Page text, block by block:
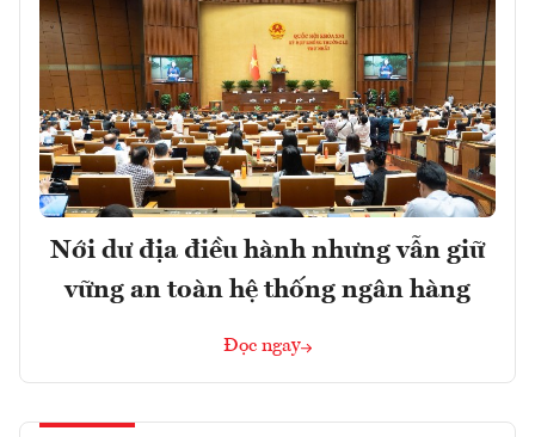
Nới dư địa điều hành nhưng vẫn giữ
vững an toàn hệ thống ngân hàng
Đọc ngay